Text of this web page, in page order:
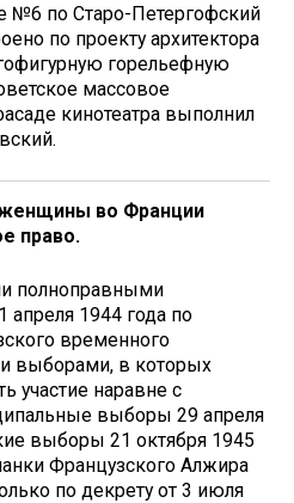
№6 по Старо-Петергофский
по проекту архитектора
горельефную
массовое
кинотеатра выполнил
женщины во Франции
право.
полноправными
апреля 1944 года по
временного
выборами, в которых
участие наравне с
выборы 29 апреля
выборы 21 октября 1945
Французского Алжира
по декрету от 3 июля